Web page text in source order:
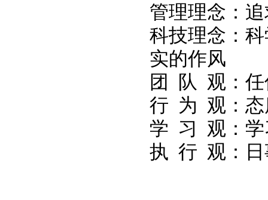
管理理念：
科技理念：
实的作风
团 队 观：任
行 为 观：态
学 习 观：学
执 行 观：日